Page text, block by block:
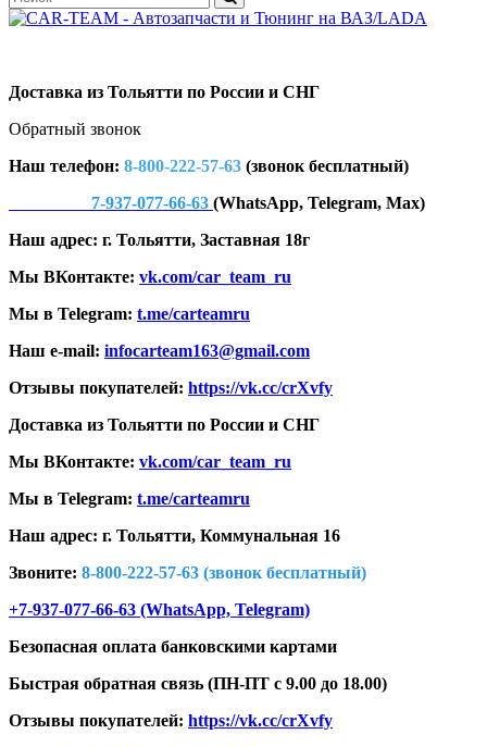
Доставка из Тольятти по России и СНГ
Обратный звонок
Наш телефон: 8-800-222-57-63 (звонок бесплатный)
7-937-077-66-63 (WhatsApp, Telegram, Max)
Наш адрес: г. Тольятти, Заставная 18г
Мы ВКонтакте: vk.com/car_team_ru
Мы в Telegram: t.me/carteamru
Наш e-mail: infocarteam163@gmail.com
Отзывы покупателей: https://vk.cc/crXvfy
Доставка из Тольятти по России и СНГ
Мы ВКонтакте: vk.com/car_team_ru
Мы в Telegram: t.me/carteamru
Наш адрес: г. Тольятти, Коммунальная 16
Звоните: 8-800-222-57-63 (звонок бесплатный)
+7-937-077-66-63 (WhatsApp, Telegram)
Безопасная оплата банковскими картами
Быстрая обратная связь (ПН-ПТ с 9.00 до 18.00)
Отзывы покупателей: https://vk.cc/crXvfy